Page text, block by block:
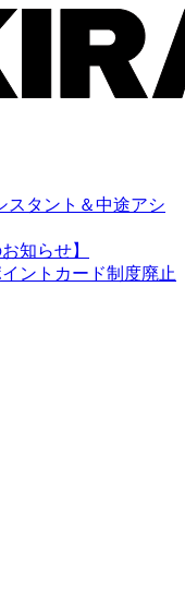
スタント＆中途アシ
知らせ】
ントカード制度廃止